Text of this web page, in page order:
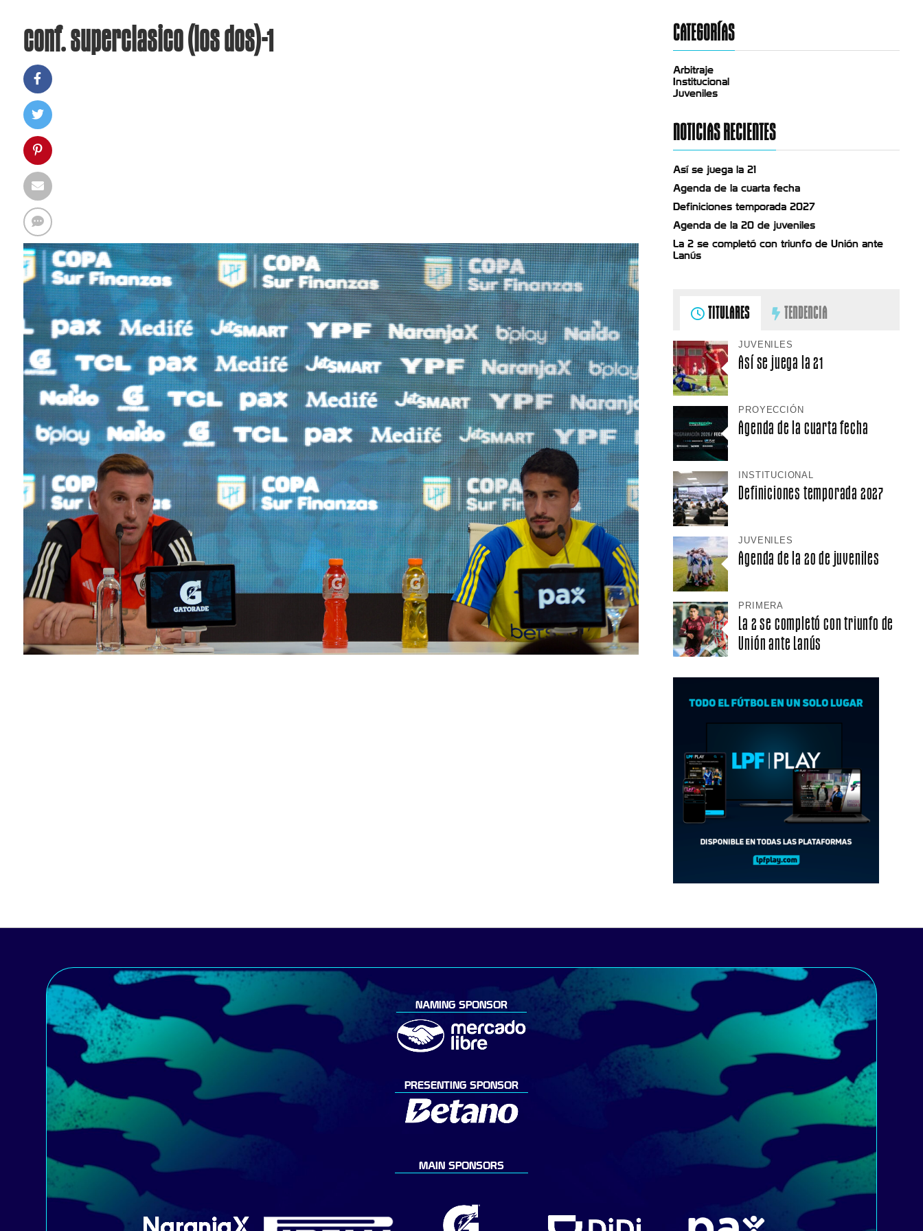
conf. superclasico (los dos)-1 CATEGORÍAS
Arbitraje
Institucional
Juveniles
NOTICIAS RECIENTES
Así se juega la 21
Agenda de la cuarta fecha
Definiciones temporada 2027
Agenda de la 20 de juveniles
La 2 se completó con triunfo de Unión ante
Lanús
TITULARES TENDENCIA
JUVENILES
Así se juega la 21
PROYECCIÓN
Agenda de la cuarta fecha
INSTITUCIONAL
Definiciones temporada 2027
JUVENILES
Agenda de la 20 de juveniles
PRIMERA
La 2 se completó con triunfo de
Unión ante Lanús
NAMING SPONSOR
PRESENTING SPONSOR
MAIN SPONSORS